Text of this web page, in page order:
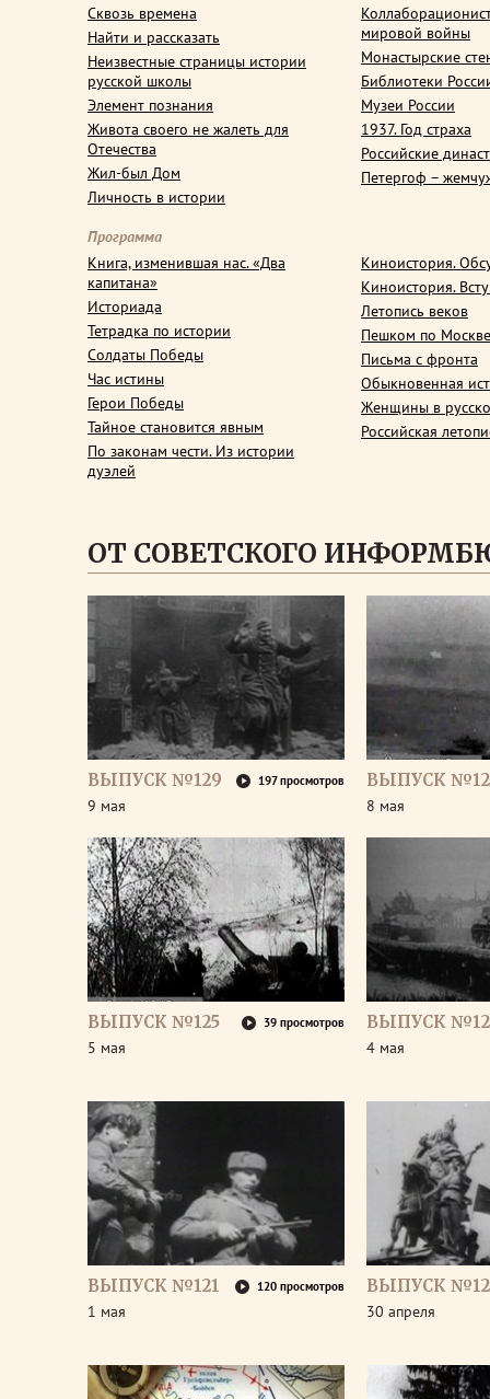
Сквозь времена
Найти и рассказать
Неизвестные страницы истории
русской школы
Элемент познания
Живота своего не жалеть для
Отечества
Жил-был Дом
Личность в истории
мировой войны
Монастырские
Библиотеки
Музеи России
1937. Год страха
Российские
Петергоф –
Программа
Книга, изменившая нас. «Два
капитана»
Историада
Тетрадка по истории
Солдаты Победы
Час истины
Герои Победы
Тайное становится явным
По законам чести. Из истории
дуэлей
Киноистория.
Киноистория.
Летопись веков
Пешком по Москве
Письма с фронта
Обыкновенная
Женщины в
Российская
ОТ СОВЕТСКОГО
ВЫПУСК №129 197 просмотров
9 мая
ВЫПУСК
8 мая
ВЫПУСК №125 39 просмотров
5 мая
ВЫПУСК
4 мая
ВЫПУСК №121 120 просмотров
1 мая
ВЫПУСК
30 апреля